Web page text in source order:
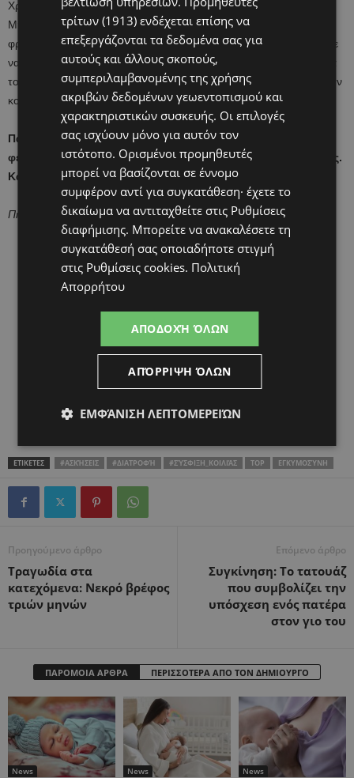
Χρειάστηκαν 9 ολόκληροι μήνες για να φουσκώσει η κοιλιά σας.
Μην περιμένετε να «ξεφουσκώσει» σε μια μέρα. Κάντε υπομονή,
φροντίστε το σώμα σας με σωστή διατροφή και άθληση, θυμηθείτε
να εφαρμόζετε 2 φορές τη μέρα και μία συσφιγκτική κρέμα για μετά
τον τοκετό και σιγά-σιγά θα δείτε τη χαλάρωση να υποχωρεί και την
κοιλιά σας να επανέρχεται.
Πάνω απ’ όλα όμως, χαρείτε το θαύμα της νέας ζωής που
φέρατε στον κόσμο. Τα υπόλοιπα θα πάρουν τον δρόμο τους.
Και η σμιλεμένη σιλουέτα σας επίσης.
Πηγή: frezyland.gr
ΕΤΙΚΕΤΕΣ #ΑΣΚΉΣΕΙΣ #ΔΙΑΤΡΟΦΉ #ΣΎΣΦΙΞΗ_ΚΟΙΛΙΆΣ TOP ΕΓΚΥΜΟΣΎΝΗ
Προηγούμενο άρθρο
Τραγωδία στα
κατεχόμενα: Νεκρό βρέφος
τριών μηνών
Επόμενο άρθρο
Συγκίνηση: Το τατουάζ
που συμβολίζει την
υπόσχεση ενός πατέρα
στον γιο του
ΠΑΡΟΜΟΙΑ ΑΡΘΡΑ ΠΕΡΙΣΣΟΤΕΡΑ ΑΠΟ ΤΟΝ ΔΗΜΙΟΥΡΓΟ
News News News
τρίτων (1913) ενδέχεται επίσης να
επεξεργάζονται τα δεδομένα σας για
αυτούς και άλλους σκοπούς,
συμπεριλαμβανομένης της χρήσης
ακριβών δεδομένων γεωεντοπισμού και
χαρακτηριστικών συσκευής. Οι επιλογές
σας ισχύουν μόνο για αυτόν τον
ιστότοπο. Ορισμένοι προμηθευτές
μπορεί να βασίζονται σε έννομο
συμφέρον αντί για συγκατάθεση· έχετε το
δικαίωμα να αντιταχθείτε στις Ρυθμίσεις
διαφήμισης. Μπορείτε να ανακαλέσετε τη
συγκατάθεσή σας οποιαδήποτε στιγμή
στις Ρυθμίσεις cookies. Πολιτική
Απορρήτου
ΑΠΟΔΟΧΉ ΌΛΩΝ
ΑΠΌΡΡΙΨΗ ΌΛΩΝ
ΕΜΦΆΝΙΣΗ ΛΕΠΤΟΜΕΡΕΙΏΝ